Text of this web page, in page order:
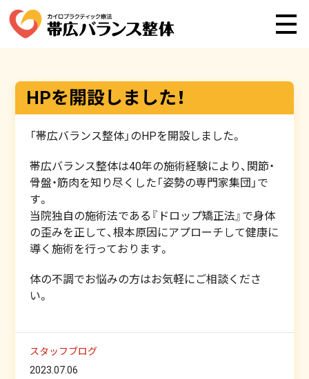
HPを開設しました！
「帯広バランス整体」のHPを開設しました。
帯広バランス整体は40年の施術経験により、関節・
骨盤・筋肉を知り尽くした「姿勢の専門家集団」で
す。
当院独自の施術法である『ドロップ矯正法』で身体
の歪みを正して、根本原因にアプローチして健康に
導く施術を行っております。
体の不調でお悩みの方はお気軽にご相談くださ
い。
スタッフブログ
2023.07.06